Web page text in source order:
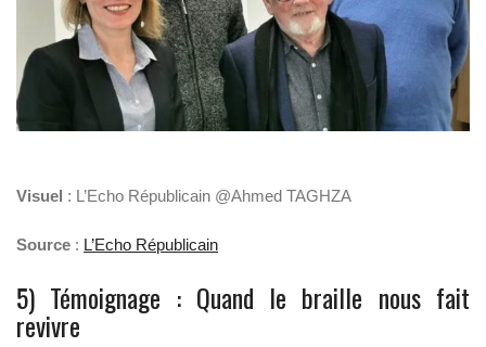
Visuel : L’Echo Républicain @Ahmed TAGHZA
Source : L’Echo Républicain
5) Témoignage : Quand le braille nous fait
revivre